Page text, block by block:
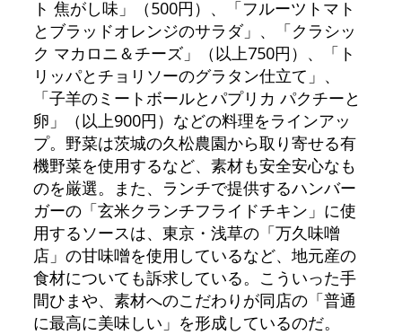
ト 焦がし味」（500円）、「フルーツトマト
とブラッドオレンジのサラダ」、「クラシッ
ク マカロニ＆チーズ」（以上750円）、「ト
リッパとチョリソーのグラタン仕立て」、
「子羊のミートボールとパプリカ パクチーと
卵」（以上900円）などの料理をラインアッ
プ。野菜は茨城の久松農園から取り寄せる有
機野菜を使用するなど、素材も安全安心なも
のを厳選。また、ランチで提供するハンバー
ガーの「玄米クランチフライドチキン」に使
用するソースは、東京・浅草の「万久味噌
店」の甘味噌を使用しているなど、地元産の
食材についても訴求している。こういった手
間ひまや、素材へのこだわりが同店の「普通
に最高に美味しい」を形成しているのだ。